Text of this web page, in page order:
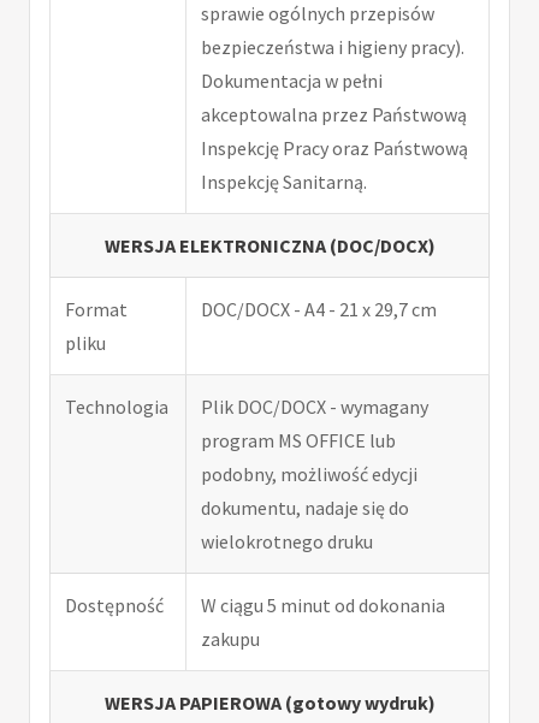
sprawie ogólnych przepisów
bezpieczeństwa i higieny pracy).
Dokumentacja w pełni
akceptowalna przez Państwową
Inspekcję Pracy oraz Państwową
Inspekcję Sanitarną.
WERSJA ELEKTRONICZNA (DOC/DOCX)
Format
pliku
DOC/DOCX - A4 - 21 x 29,7 cm
Technologia
Plik DOC/DOCX - wymagany
program MS OFFICE lub
podobny, możliwość edycji
dokumentu, nadaje się do
wielokrotnego druku
Dostępność
W ciągu 5 minut od dokonania
zakupu
WERSJA PAPIEROWA (gotowy wydruk)